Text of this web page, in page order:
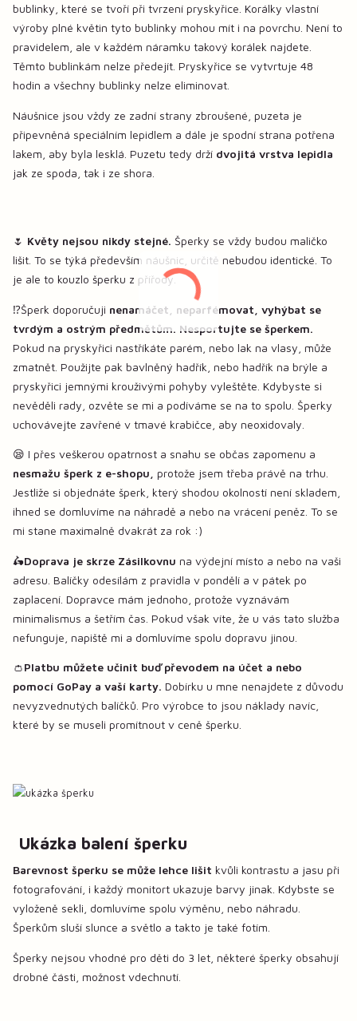
bublinky, které se tvoří při tvrzení pryskyřice. Korálky vlastní
výroby plné květin tyto bublinky mohou mít i na povrchu. Není to
pravidelem, ale v každém náramku takový korálek najdete.
Těmto bublinkám nelze předejít. Pryskyřice se vytvrtuje 48
hodin a všechny bublinky nelze eliminovat.
Náušnice jsou vždy ze zadní strany zbroušené, puzeta je
připevněná speciálním lepidlem a dále je spodní strana potřena
lakem, aby byla lesklá. Puzetu tedy drží dvojitá vrstva lepidla
jak ze spoda, tak i ze shora.
🌷 Květy nejsou nikdy stejné. Šperky se vždy budou maličko
lišit. To se týká především náušnic, určitě nebudou identické. To
je ale to kouzlo šperku z přířody.
⁉️Šperk doporučuji nenamáčet, neparfémovat, vyhýbat se
tvrdým a ostrým předmětům. Nesportujte se šperkem.
Pokud na pryskyřici nastříkáte parém, nebo lak na vlasy, může
zmatnět. Použijte pak bavlněný hadřík, nebo hadřík na brýle a
pryskyřici jemnými krouživými pohyby vyleštěte. Kdybyste si
nevěděli rady, ozvěte se mi a podíváme se na to spolu. Šperky
uchovávejte zavřené v tmavé krabičce, aby neoxidovaly.
😪 I přes veškerou opatrnost a snahu se občas zapomenu a
nesmažu šperk z e-shopu, protože jsem třeba právě na trhu.
Jestliže si objednáte šperk, který shodou okolností není skladem,
ihned se domluvíme na náhradě a nebo na vrácení peněz. To se
mi stane maximalně dvakrát za rok :)
🛵Doprava je skrze Zásilkovnu na výdejní místo a nebo na vaši
adresu. Balíčky odesílám z pravidla v pondělí a v pátek po
zaplacení. Dopravce mám jednoho, protože vyznávám
minimalismus a šetřím čas. Pokud však víte, že u vás tato služba
nefunguje, napiště mi a domluvíme spolu dopravu jinou.
👛Platbu můžete učinit buď převodem na účet a nebo
pomocí GoPay a vaší karty. Dobírku u mne nenajdete z důvodu
nevyzvednutých balíčků. Pro výrobce to jsou náklady navíc,
které by se museli promítnout v ceně šperku.
Ukázka balení šperku
Barevnost šperku se může lehce lišit kvůli kontrastu a jasu při
fotografování, i každý monitort ukazuje barvy jinak. Kdybste se
vyloženě sekli, domluvíme spolu výměnu, nebo náhradu.
Šperkům sluší slunce a světlo a takto je také fotím.
Šperky nejsou vhodné pro děti do 3 let, některé šperky obsahují
drobné části, možnost vdechnutí.